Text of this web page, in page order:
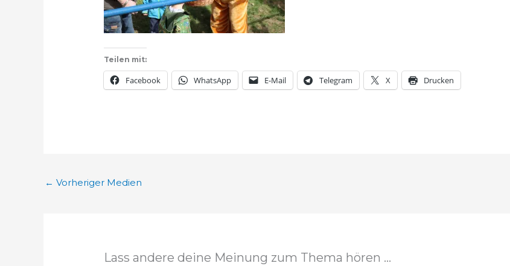
Teilen mit:
Facebook WhatsApp E-Mail Telegram X Drucken
← Vorheriger Medien
Lass andere deine Meinung zum Thema hören ...